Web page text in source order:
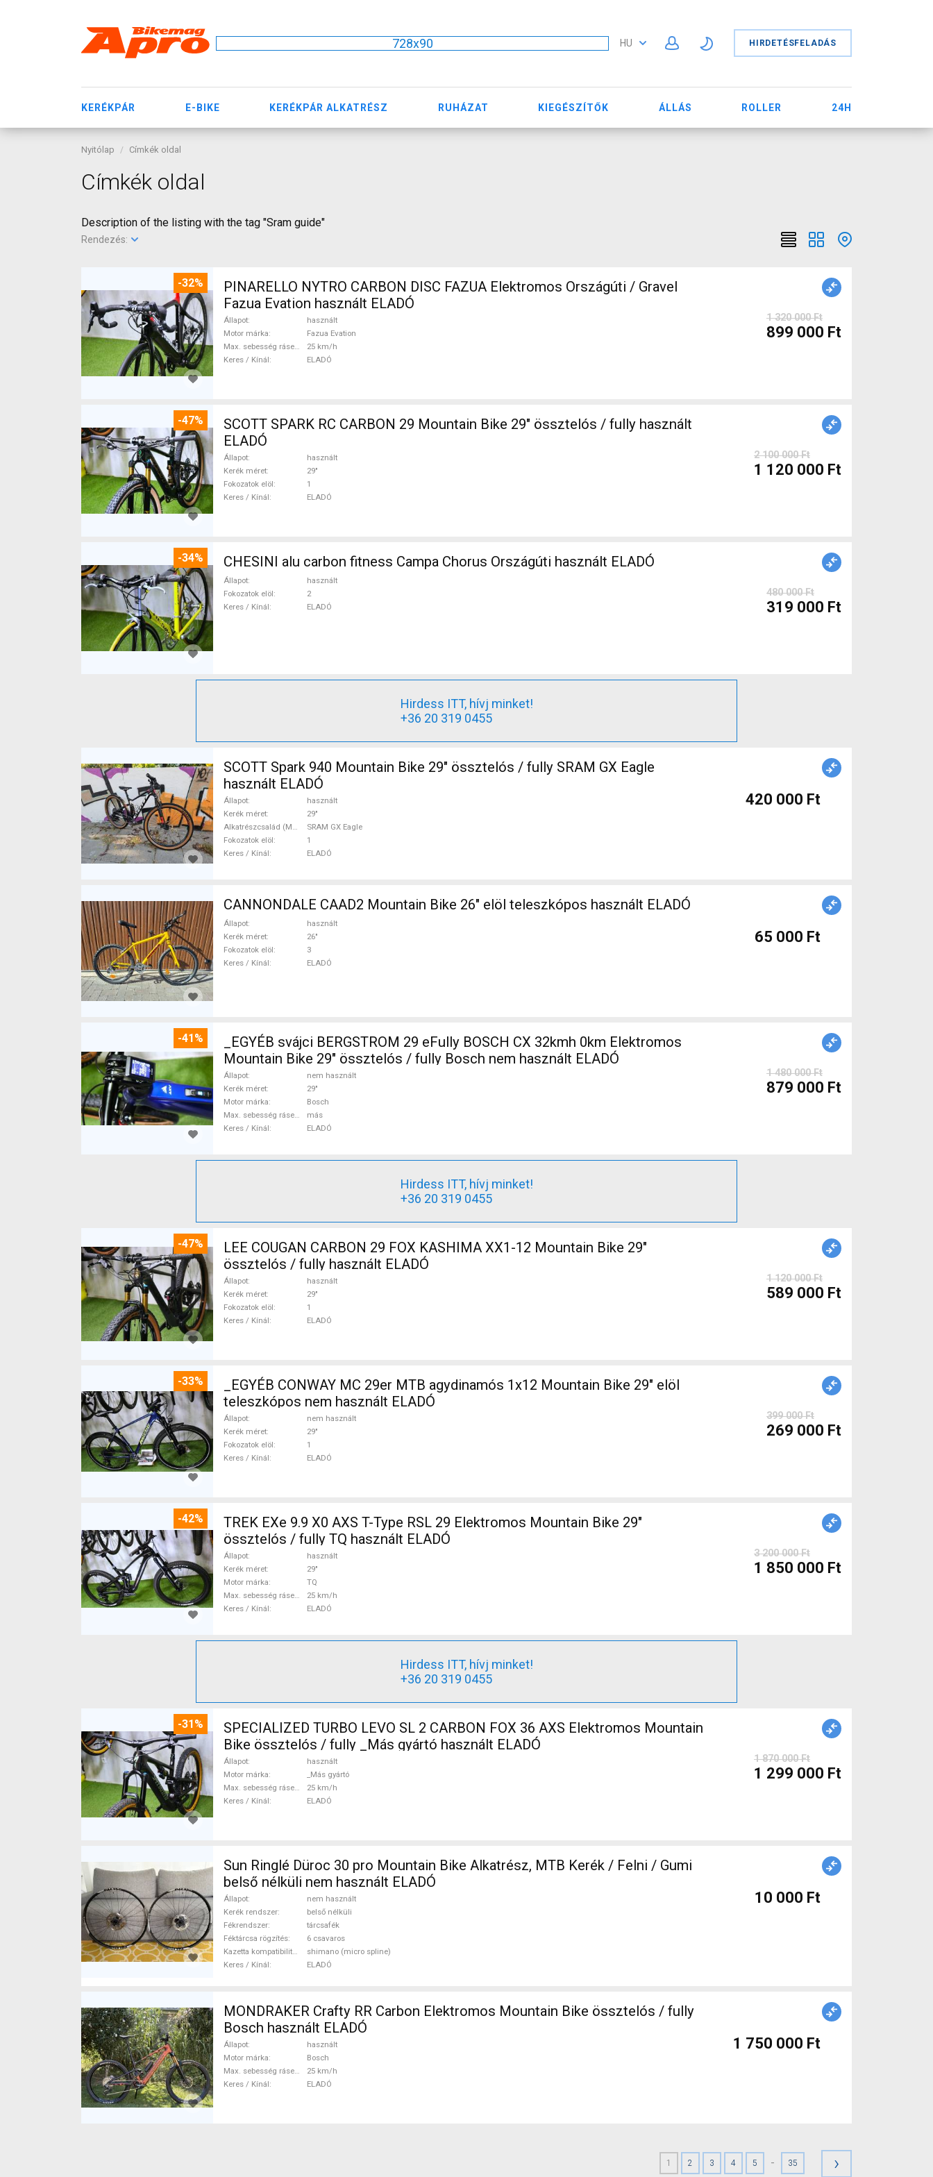
728x90 HU HIRDETÉSFELADÁS
KERÉKPÁR E-BIKE KERÉKPÁR ALKATRÉSZ RUHÁZAT KIEGÉSZÍTŐK ÁLLÁS ROLLER 24H
Nyitólap Címkék oldal
Címkék oldal
Description of the listing with the tag "Sram guide"
Rendezés:
-32%
PINARELLO NYTRO CARBON DISC FAZUA Elektromos Országúti / Gravel
Fazua Evation használt ELADÓ
Állapot
használt
Motor márka
Fazua Evation
Max. sebesség rásegítéssel
25 km/h
Keres / Kínál
ELADÓ
1 320 000 Ft
899 000 Ft
-47%
SCOTT SPARK RC CARBON 29 Mountain Bike 29" össztelós / fully használt
ELADÓ
Állapot
használt
Kerék méret
29"
Fokozatok elöl
1
Keres / Kínál
ELADÓ
2 100 000 Ft
1 120 000 Ft
-34% CHESINI alu carbon fitness Campa Chorus Országúti használt ELADÓ
Állapot
használt
Fokozatok elöl
2
Keres / Kínál
ELADÓ
480 000 Ft
319 000 Ft
Hirdess ITT, hívj minket!
+36 20 319 0455
SCOTT Spark 940 Mountain Bike 29" össztelós / fully SRAM GX Eagle
használt ELADÓ
Állapot
használt
Kerék méret
29"
Alkatrészcsalád (MTB)
SRAM GX Eagle
Fokozatok elöl
1
Keres / Kínál
ELADÓ
420 000 Ft
CANNONDALE CAAD2 Mountain Bike 26" elöl teleszkópos használt ELADÓ
Állapot
használt
Kerék méret
26"
Fokozatok elöl
3
Keres / Kínál
ELADÓ
65 000 Ft
-41%
_EGYÉB svájci BERGSTROM 29 eFully BOSCH CX 32kmh 0km Elektromos
Mountain Bike 29" össztelós / fully Bosch nem használt ELADÓ
Állapot
nem használt
Kerék méret
29"
Motor márka
Bosch
Max. sebesség rásegítéssel
más
Keres / Kínál
ELADÓ
1 480 000 Ft
879 000 Ft
Hirdess ITT, hívj minket!
+36 20 319 0455
-47%
LEE COUGAN CARBON 29 FOX KASHIMA XX1-12 Mountain Bike 29"
össztelós / fully használt ELADÓ
Állapot
használt
Kerék méret
29"
Fokozatok elöl
1
Keres / Kínál
ELADÓ
1 120 000 Ft
589 000 Ft
-33%
_EGYÉB CONWAY MC 29er MTB agydinamós 1x12 Mountain Bike 29" elöl
teleszkópos nem használt ELADÓ
Állapot
nem használt
Kerék méret
29"
Fokozatok elöl
1
Keres / Kínál
ELADÓ
399 000 Ft
269 000 Ft
-42%
TREK EXe 9.9 X0 AXS T-Type RSL 29 Elektromos Mountain Bike 29"
össztelós / fully TQ használt ELADÓ
Állapot
használt
Kerék méret
29"
Motor márka
TQ
Max. sebesség rásegítéssel
25 km/h
Keres / Kínál
ELADÓ
3 200 000 Ft
1 850 000 Ft
Hirdess ITT, hívj minket!
+36 20 319 0455
-31%
SPECIALIZED TURBO LEVO SL 2 CARBON FOX 36 AXS Elektromos Mountain
Bike össztelós / fully _Más gyártó használt ELADÓ
Állapot
használt
Motor márka
_Más gyártó
Max. sebesség rásegítéssel
25 km/h
Keres / Kínál
ELADÓ
1 870 000 Ft
1 299 000 Ft
Sun Ringlé Düroc 30 pro Mountain Bike Alkatrész, MTB Kerék / Felni / Gumi
belső nélküli nem használt ELADÓ
Állapot
nem használt
Kerék rendszer
belső nélküli
Fékrendszer
tárcsafék
Féktárcsa rögzítés
6 csavaros
Kazetta kompatibilitás
shimano (micro spline)
Keres / Kínál
ELADÓ
10 000 Ft
MONDRAKER Crafty RR Carbon Elektromos Mountain Bike össztelós / fully
Bosch használt ELADÓ
Állapot
használt
Motor márka
Bosch
Max. sebesség rásegítéssel
25 km/h
Keres / Kínál
ELADÓ
1 750 000 Ft
1 2 3 4 5 - 35 ›